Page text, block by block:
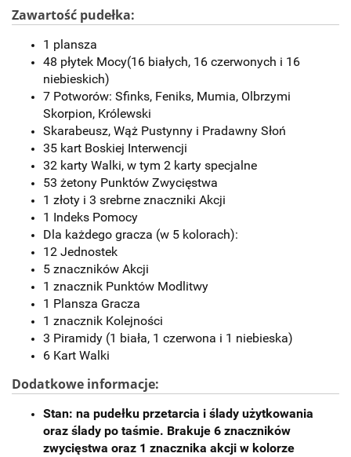
Zawartość pudełka:
1 plansza
48 płytek Mocy(16 białych, 16 czerwonych i 16
niebieskich)
7 Potworów: Sfinks, Feniks, Mumia, Olbrzymi
Skorpion, Królewski
Skarabeusz, Wąż Pustynny i Pradawny Słoń
35 kart Boskiej Interwencji
32 karty Walki, w tym 2 karty specjalne
53 żetony Punktów Zwycięstwa
1 złoty i 3 srebrne znaczniki Akcji
1 Indeks Pomocy
Dla każdego gracza (w 5 kolorach):
12 Jednostek
5 znaczników Akcji
1 znacznik Punktów Modlitwy
1 Plansza Gracza
1 znacznik Kolejności
3 Piramidy (1 biała, 1 czerwona i 1 niebieska)
6 Kart Walki
Dodatkowe informacje:
Stan: na pudełku przetarcia i ślady użytkowania
oraz ślady po taśmie. Brakuje 6 znaczników
zwycięstwa oraz 1 znacznika akcji w kolorze